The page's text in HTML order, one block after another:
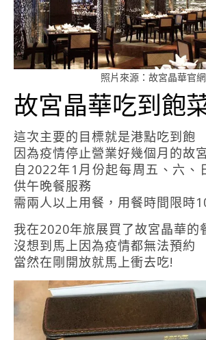
照片來源：故宮晶華官網
故宮晶華吃到飽
這次主要的目標就是港點吃到飽
因為疫情停止營業好幾個月的故
自2022年1月份起每周五、六、
供午晚餐服務
需兩人以上用餐，用餐時間限時
我在2020年旅展買了故宮晶華的
沒想到馬上因為疫情都無法預約
當然在剛開放就馬上衝去吃!